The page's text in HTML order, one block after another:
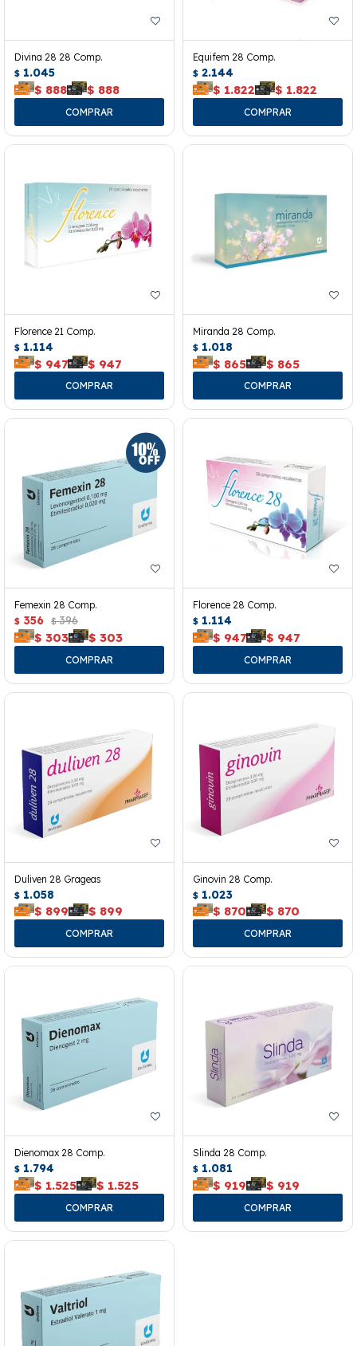
Divina 28 28 Comp.
$ 1.045
$ 888 $ 888
Equifem 28 Comp.
$ 2.144
$ 1.822 $ 1.822
Florence 21 Comp.
$ 1.114
$ 947 $ 947
Miranda 28 Comp.
$ 1.018
$ 865 $ 865
Femexin 28 Comp.
$ 356 $ 396
$ 303 $ 303
Florence 28 Comp.
$ 1.114
$ 947 $ 947
Duliven 28 Grageas
$ 1.058
$ 899 $ 899
Ginovin 28 Comp.
$ 1.023
$ 870 $ 870
Dienomax 28 Comp.
$ 1.794
$ 1.525 $ 1.525
Slinda 28 Comp.
$ 1.081
$ 919 $ 919